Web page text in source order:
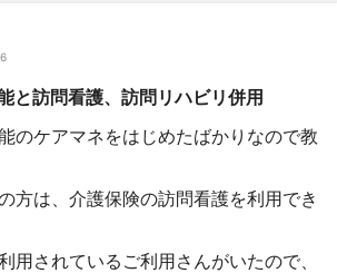
と訪問看護、訪問リハビリ併用
のケアマネをはじめたばかりなので教
方は、介護保険の訪問看護を利用でき
用されているご利用さんがいたので、